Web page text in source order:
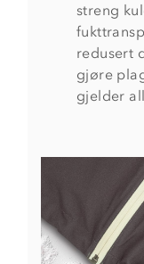
streng
redusert
gjøre
gjelder